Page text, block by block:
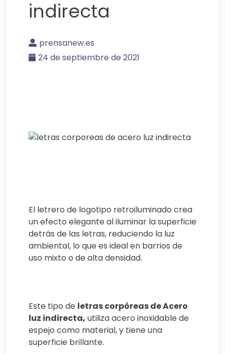
indirecta
prensanew.es
24 de septiembre de 2021
El letrero de logotipo retroiluminado crea
un efecto elegante al iluminar la superficie
detrás de las letras, reduciendo la luz
ambiental, lo que es ideal en barrios de
uso mixto o de alta densidad.
Este tipo de letras corpóreas de Acero
luz indirecta, utiliza acero inoxidable de
espejo como material, y tiene una
superficie brillante.